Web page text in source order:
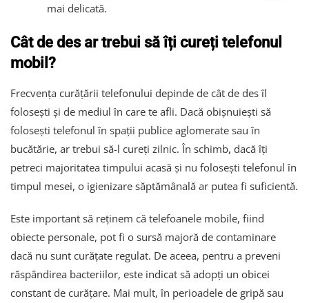
mai delicată.
Cât de des ar trebui să îți cureți telefonul
mobil?
Frecvența curățării telefonului depinde de cât de des îl
folosești și de mediul în care te afli. Dacă obișnuiești să
folosești telefonul în spații publice aglomerate sau în
bucătărie, ar trebui să-l cureți zilnic. În schimb, dacă îți
petreci majoritatea timpului acasă și nu folosești telefonul în
timpul mesei, o igienizare săptămânală ar putea fi suficientă.
Este important să reținem că telefoanele mobile, fiind
obiecte personale, pot fi o sursă majoră de contaminare
dacă nu sunt curățate regulat. De aceea, pentru a preveni
răspândirea bacteriilor, este indicat să adopți un obicei
constant de curățare. Mai mult, în perioadele de gripă sau